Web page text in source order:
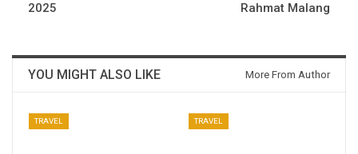
2025
Rahmat Malang
YOU MIGHT ALSO LIKE More From Author
TRAVEL TRAVEL